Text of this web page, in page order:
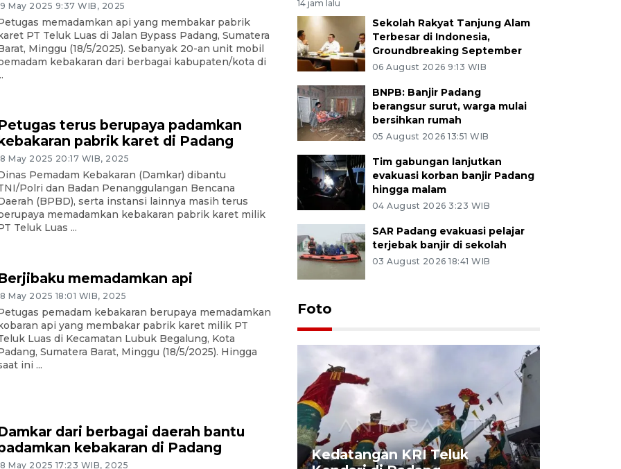
May 2025 9:37 WIB, 2025
memadamkan api yang membakar pabrik
PT Teluk Luas di Jalan Bypass Padang, Sumatera
Minggu (18/5/2025). Sebanyak 20-an unit mobil
kebakaran dari berbagai kabupaten/kota di
terus berupaya padamkan
pabrik karet di Padang
May 2025 20:17 WIB, 2025
Pemadam Kebakaran (Damkar) dibantu
Polri dan Badan Penanggulangan Bencana
(BPBD), serta instansi lainnya masih terus
memadamkan kebakaran pabrik karet milik
Teluk Luas ...
memadamkan api
May 2025 18:01 WIB, 2025
pemadam kebakaran berupaya memadamkan
api yang membakar pabrik karet milik PT
Luas di Kecamatan Lubuk Begalung, Kota
Sumatera Barat, Minggu (18/5/2025). Hingga
ini ...
dari berbagai daerah bantu
kebakaran di Padang
May 2025 17:23 WIB, 2025
14 jam lalu
Sekolah Rakyat Tanjung Alam
Terbesar di Indonesia,
Groundbreaking September
06 August 2026 9:13 WIB
BNPB: Banjir Padang
berangsur surut, warga mulai
bersihkan rumah
05 August 2026 13:51 WIB
Tim gabungan lanjutkan
evakuasi korban banjir Padang
hingga malam
04 August 2026 3:23 WIB
SAR Padang evakuasi pelajar
terjebak banjir di sekolah
03 August 2026 18:41 WIB
Foto
Penggantian konstruksi jalan
Kedatangan KRI Teluk